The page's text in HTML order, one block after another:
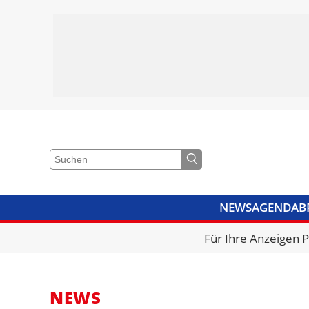
NEWSAGENDA
VIDEOSBIBLIOTHEK
Für Ihre Anzeigen
NEWS